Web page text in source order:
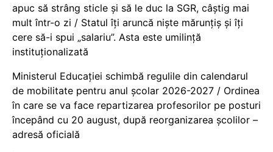
apuc să strâng sticle și să le duc la SGR, câștig mai
mult într-o zi / Statul îți aruncă niște mărunțiș și îți
cere să-i spui „salariu”. Asta este umilință
instituționalizată
Ministerul Educației schimbă regulile din calendarul
de mobilitate pentru anul școlar 2026-2027 / Ordinea
în care se va face repartizarea profesorilor pe posturi
începând cu 20 august, după reorganizarea școlilor –
adresă oficială